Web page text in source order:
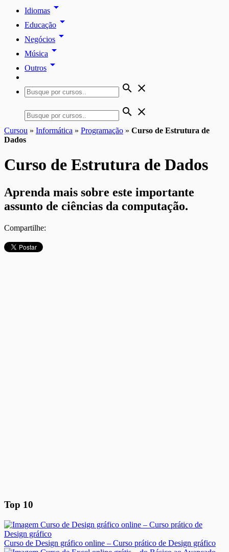
Idiomas arrow_drop_down
Educação arrow_drop_down
Negócios arrow_drop_down
Música arrow_drop_down
Outros arrow_drop_down
search close
search close
Cursou » Informática » Programação » Curso de Estrutura de
Dados
Curso de Estrutura de Dados
Aprenda mais sobre este importante
assunto de ciências da computação.
Compartilhe:
Top 10
Curso de Design gráfico online – Curso prático de Design gráfico